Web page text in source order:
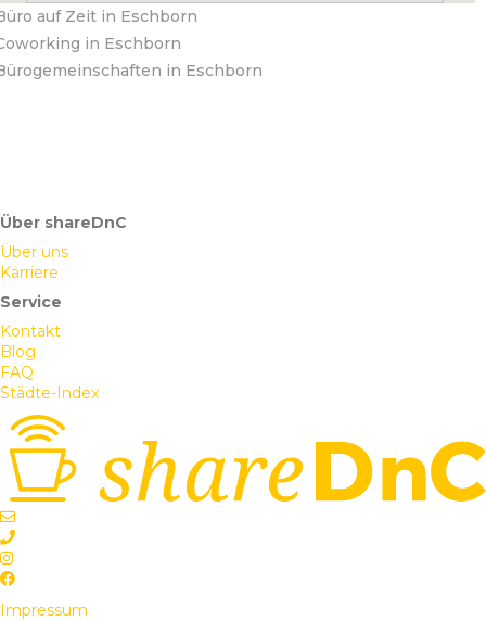
auf Zeit in Eschborn
in Eschborn
in Eschborn
Über shareDnC
Über uns
Karriere
Service
Kontakt
Blog
FAQ
Städte-Index
Impressum